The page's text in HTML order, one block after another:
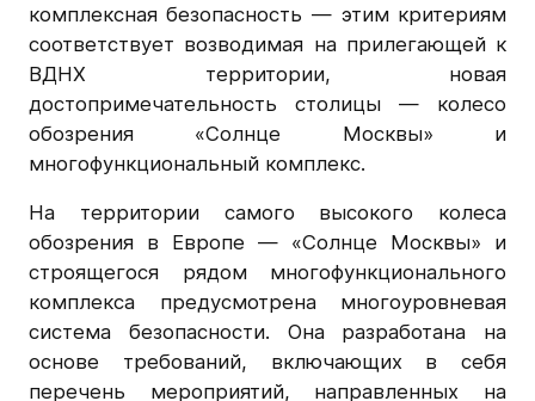
комплексная безопасность — этим критериям
соответствует возводимая на прилегающей к
ВДНХ территории, новая
достопримечательность столицы — колесо
обозрения «Солнце Москвы» и
многофункциональный комплекс.
На территории самого высокого колеса
обозрения в Европе — «Солнце Москвы» и
строящегося рядом многофункционального
комплекса предусмотрена многоуровневая
система безопасности. Она разработана на
основе требований, включающих в себя
перечень мероприятий, направленных на